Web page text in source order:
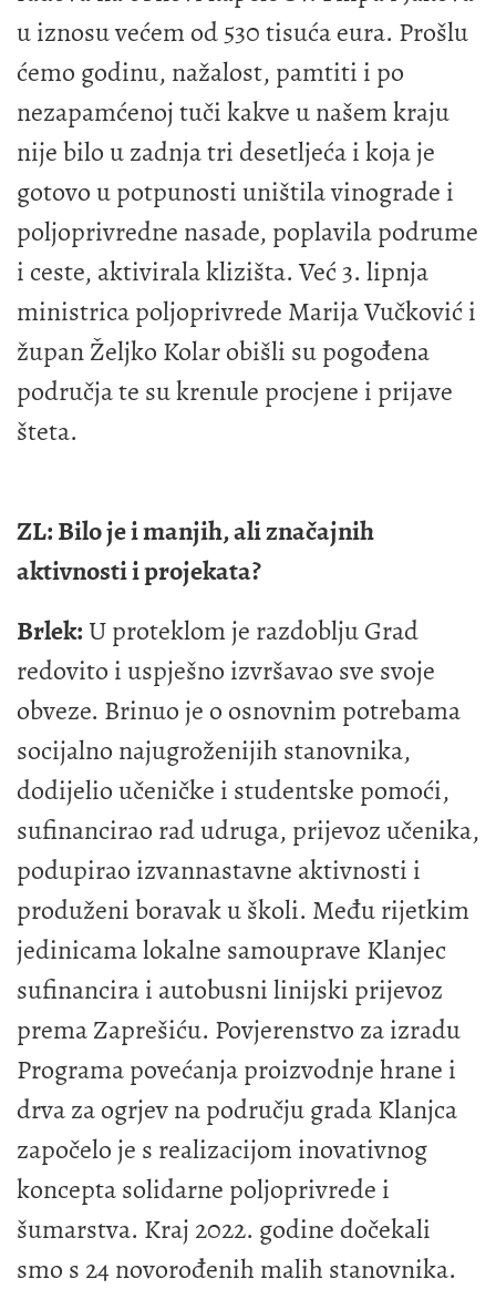
u iznosu većem od 530 tisuća eura. Prošlu
ćemo godinu, nažalost, pamtiti i po
nezapamćenoj tuči kakve u našem kraju
nije bilo u zadnja tri desetljeća i koja je
gotovo u potpunosti uništila vinograde i
poljoprivredne nasade, poplavila podrume
i ceste, aktivirala klizišta. Već 3. lipnja
ministrica poljoprivrede Marija Vučković i
župan Željko Kolar obišli su pogođena
područja te su krenule procjene i prijave
šteta.
ZL: Bilo je i manjih, ali značajnih
aktivnosti i projekata?
Brlek: U proteklom je razdoblju Grad
redovito i uspješno izvršavao sve svoje
obveze. Brinuo je o osnovnim potrebama
socijalno najugroženijih stanovnika,
dodijelio učeničke i studentske pomoći,
sufinancirao rad udruga, prijevoz učenika,
podupirao izvannastavne aktivnosti i
produženi boravak u školi. Među rijetkim
jedinicama lokalne samouprave Klanjec
sufinancira i autobusni linijski prijevoz
prema Zaprešiću. Povjerenstvo za izradu
Programa povećanja proizvodnje hrane i
drva za ogrjev na području grada Klanjca
započelo je s realizacijom inovativnog
koncepta solidarne poljoprivrede i
šumarstva. Kraj 2022. godine dočekali
smo s 24 novorođenih malih stanovnika.